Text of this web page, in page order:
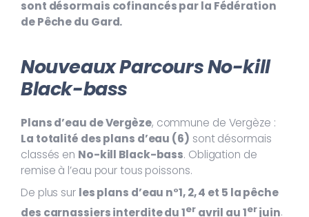
sont désormais cofinancés par la Fédération
de Pêche du Gard.
Nouveaux Parcours No-kill
Black-bass
Plans d’eau de Vergèze, commune de Vergèze :
La totalité des plans d’eau (6) sont désormais
classés en No-kill Black-bass. Obligation de
remise à l’eau pour tous poissons.
De plus sur les plans d’eau n°1, 2, 4 et 5 la pêche
des carnassiers interdite du 1eravril au 1erjuin.